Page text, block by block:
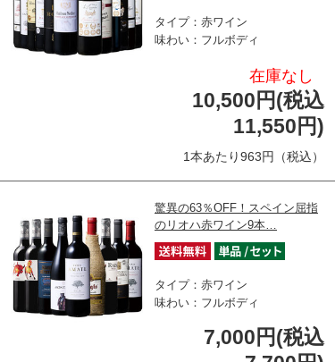
タイプ：赤ワイン
味わい：フルボディ
在庫なし
10,500円(税込
11,550円)
1本あたり963円（税込）
驚異の63％OFF！スペイン屈指
のリオハ赤ワイン9本…
タイプ：赤ワイン
味わい：フルボディ
7,000円(税込